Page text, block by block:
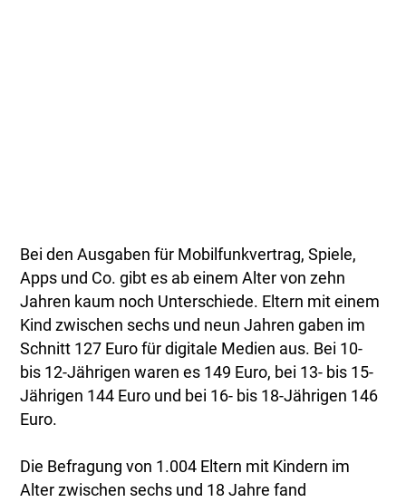
Bei den Ausgaben für Mobilfunkvertrag, Spiele,
Apps und Co. gibt es ab einem Alter von zehn
Jahren kaum noch Unterschiede. Eltern mit einem
Kind zwischen sechs und neun Jahren gaben im
Schnitt 127 Euro für digitale Medien aus. Bei 10-
bis 12-Jährigen waren es 149 Euro, bei 13- bis 15-
Jährigen 144 Euro und bei 16- bis 18-Jährigen 146
Euro.
Die Befragung von 1.004 Eltern mit Kindern im
Alter zwischen sechs und 18 Jahre fand